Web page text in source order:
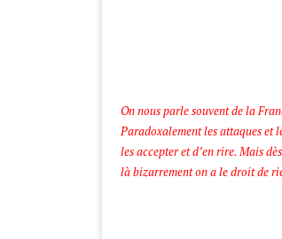
On nous parle souvent de la
Paradoxalement les attaques et
les accepter et d’en rire. Mais
là bizarrement on a le droit de